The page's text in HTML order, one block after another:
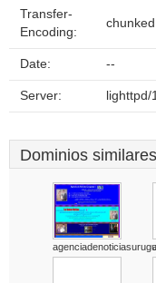
Transfer-
Encoding:
chunked
Date: --
Server: lighttpd/
Dominios similares